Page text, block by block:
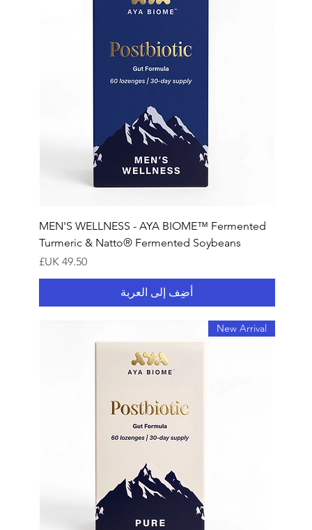
MEN'S WELLNESS - AYA BIOME™ Fermented
Turmeric & Natto® Fermented Soybeans
السعر
أضِف إلى العربة
New Arrival